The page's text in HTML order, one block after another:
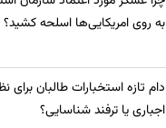
به روی امریکایی‌ها اسلحه کشید؟
​دام تازه استخبارات طالبان
اجباری یا ترفند شناسایی؟